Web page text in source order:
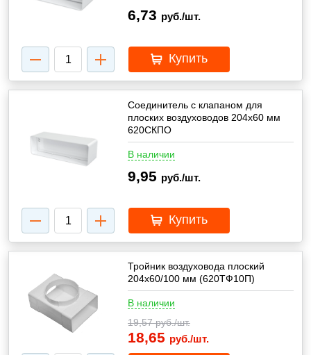
6,73 руб./шт.
Купить
Соединитель с клапаном для
плоских воздуховодов 204х60 мм
620СКПО
В наличии
9,95 руб./шт.
Купить
Тройник воздуховода плоский
204х60/100 мм (620ТФ10П)
В наличии
19,57руб./шт.
18,65 руб./шт.